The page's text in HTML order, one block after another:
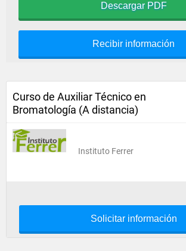
Descargar PDF
Recibir información
Curso de Auxiliar Técnico en
Bromatología (A distancia)
Instituto Ferrer
Solicitar información